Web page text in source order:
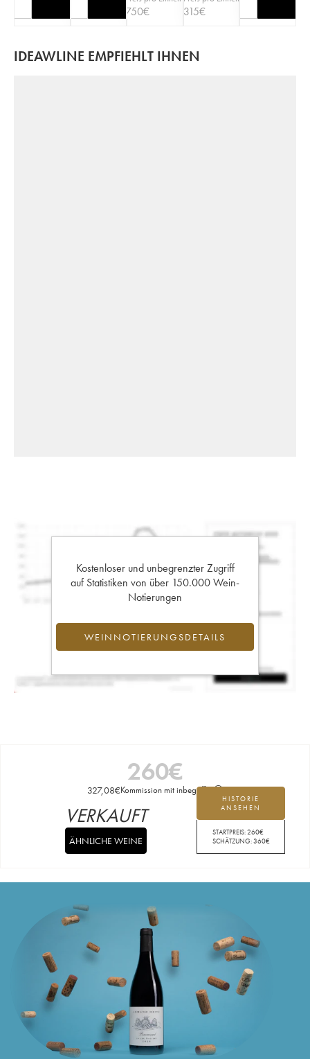
750€ 315€
IDEAWLINE EMPFIEHLT IHNEN
Kostenloser und unbegrenzter Zugriff
auf Statistiken von über 150.000 Wein-
Notierungen
WEINNOTIERUNGSDETAILS
260€
327,08€Kommission mit inbegriffen
HISTORIE
ANSEHEN
STARTPREIS:260€
SCHÄTZUNG:360€
VERKAUFT
ÄHNLICHE WEINE